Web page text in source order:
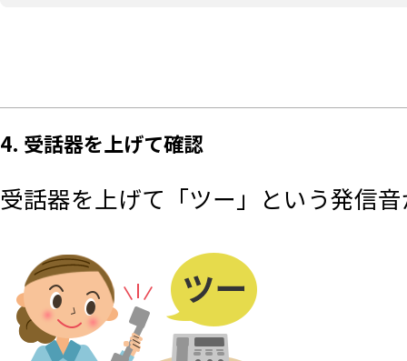
4. 受話器を上げて確認
受話器を上げて「ツー」という発信